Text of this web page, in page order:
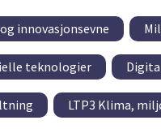
innovasjonsevne
teknologier
LTP3 Klima,